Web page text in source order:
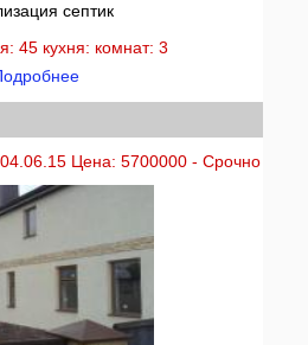
септик
45 кухня: комнат: 3
Цена: 5700000 - Срочно